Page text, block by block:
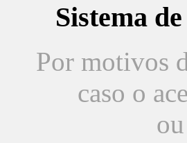
Sistema
Por motivos
caso o